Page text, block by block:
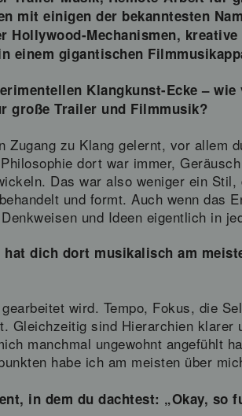
mit einigen der bekanntesten
Hollywood-Mechanismen,
einem gigantischen
Klangkunst-Ecke –
große Trailer und Filmmusik?
zu Klang gelernt, vor allem
dort war immer,
Das war also weniger ein
und formt. Auch wenn das
und Ideen eigentlich in
dich dort musikalisch am
wird. Tempo, Fokus, die
Gleichzeitig sind Hierarchien klarer
manchmal ungewohnt angefühlt
habe ich am meisten über
in dem du dachtest: „Okay, so